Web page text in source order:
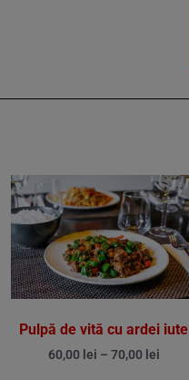
Pulpă de vită cu ardei iute
60,00 lei – 70,00 lei